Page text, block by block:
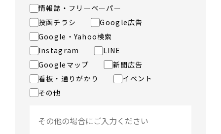
情報誌・フリーペーパー
投函チラシ
Google広告
Google・Yahoo検索
Instagram
LINE
Googleマップ
新聞広告
看板・通りがかり
イベント
その他